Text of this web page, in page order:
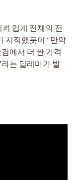
업계 전체의 전
지적했듯이 “만약
에서 더 싼 가격
는 딜레마가 발